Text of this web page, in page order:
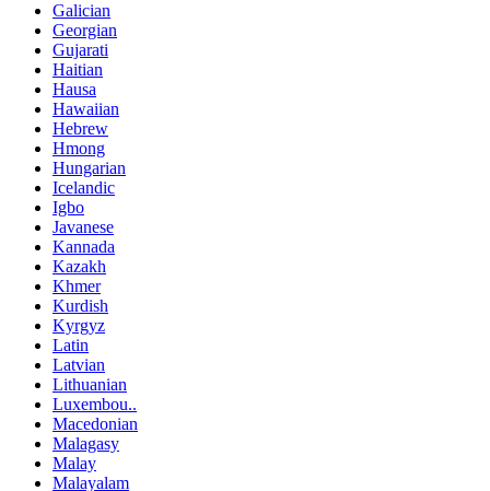
Galician
Georgian
Gujarati
Haitian
Hausa
Hawaiian
Hebrew
Hmong
Hungarian
Icelandic
Igbo
Javanese
Kannada
Kazakh
Khmer
Kurdish
Kyrgyz
Latin
Latvian
Lithuanian
Luxembou..
Macedonian
Malagasy
Malay
Malayalam